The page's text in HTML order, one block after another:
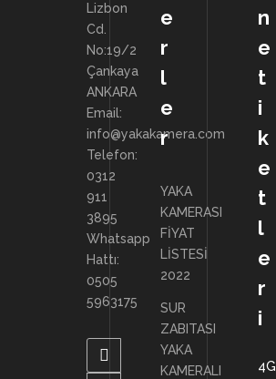
Lizbon
Cd.
No:19/2
Çankaya
ANKARA
Email:
info@yakakamera.com
Telefon:
0312
911
3895
Whatsapp
Hattı:
0505
5963175
e
r
l
e
r
YAKA
KAMERASI
FİYAT
LİSTESİ
2022
SUR
ZABITASI
YAKA
KAMERALI
n
e
t
i
k
e
t
l
e
r
i
4G